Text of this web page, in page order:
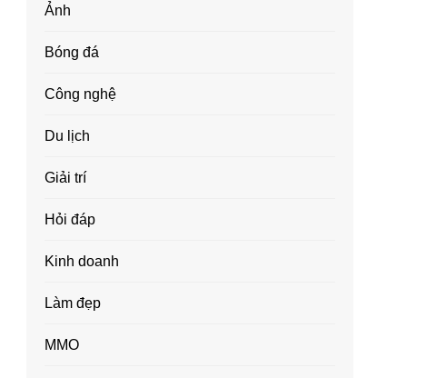
Ảnh
Bóng đá
Công nghệ
Du lịch
Giải trí
Hỏi đáp
Kinh doanh
Làm đẹp
MMO